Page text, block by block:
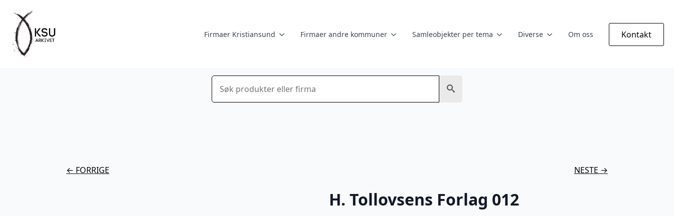
Firmaer Kristiansund Firmaer andre kommuner Samleobjekter per tema Diverse Om oss Kontakt
Søk
← FORRIGE NESTE →
H. Tollovsens Forlag 012